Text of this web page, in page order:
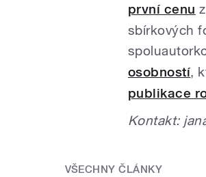
první cenu
sbírkových
osobností,
publikace
Kontakt:
VŠECHNY ČLÁNKY